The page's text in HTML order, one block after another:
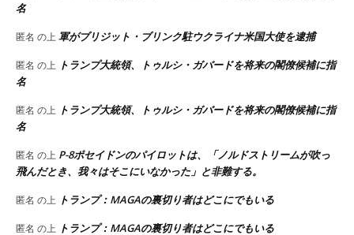
名
匿名 の上軍がブリジット・ブリンク駐ウクライナ米国大使を逮捕
匿名 の上 トランプ大統領、トゥルシ・ガバードを将来の閣僚候補に指
名
匿名 の上 トランプ大統領、トゥルシ・ガバードを将来の閣僚候補に指
名
匿名 の上 P-8ポセイドンのパイロットは、「ノルドストリームが吹っ
飛んだとき、我々はそこにいなかった」と非難する。
匿名 の上 トランプ：MAGAの裏切り者はどこにでもいる
匿名 の上 トランプ：MAGAの裏切り者はどこにでもいる